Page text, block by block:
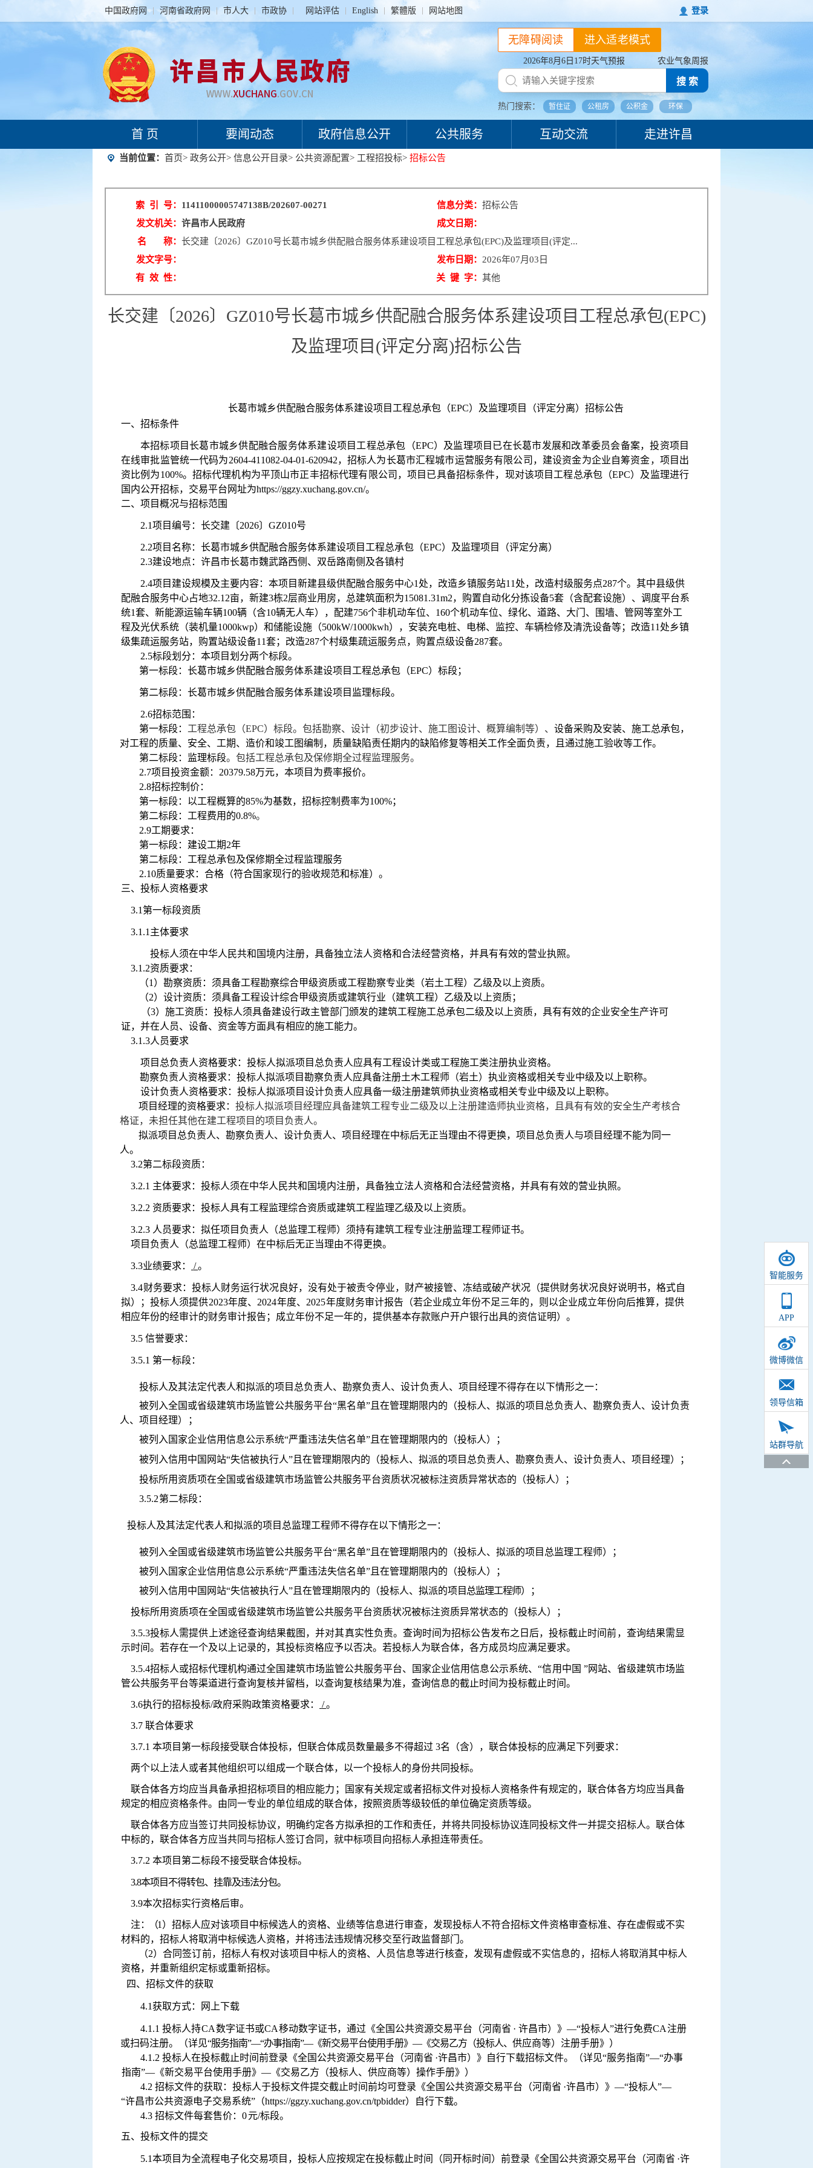
中国政府网 河南省政府网 市人大 市政协 网站评估 English 繁體版 网站地图 登录
2026年8月6日17时天气预报 农业气象周报
搜 索
热门搜索： 暂住证 公租房 公积金 环保
进入适老模式
无障碍阅读
首 页 要闻动态 政府信息公开 公共服务 互动交流 走进许昌
智能服务
APP
微博微信
领导信箱
站群导航
当前位置： 首页> 政务公开> 信息公开目录> 公共资源配置> 工程招投标> 招标公告
索 引 号： 11411000005747138B/202607-00271 信息分类： 招标公告
发文机关： 许昌市人民政府
成文日期：
名 称： 长交建〔2026〕GZ010号长葛市城乡供配融合服务体系建设项目工程总承包(EPC)及监理项目(评定...
发文字号：
发布日期： 2026年07月03日
有 效 性：
关 键 字： 其他
长交建〔2026〕GZ010号长葛市城乡供配融合服务体系建设项目工程总承包(EPC)
及监理项目(评定分离)招标公告
长葛市城乡供配融合服务体系建设项目工程总承包（EPC）及监理项目（评定分离） 招标公告
一、招标条件
本招标项目长葛市城乡供配融合服务体系建设项目工程总承包（EPC）及监理项目 已在长葛市发展和改革委员会备案，投资项目
在线审批监管统一代码为2604-411082-04-01-620942，招标人为长葛市汇程城市运营服务有限公司 ，建设资金为企业自筹资金，项目出
资比例为100%。 招标代理机构为平顶山市正丰招标代理有限公司，项目已具备招标条件，现对该项目工程总承包（EPC）及监理进行
国内公开招标，交易平台网址为https://ggzy.xuchang.gov.cn/。
二、项目概况与招标范围
2.1项目编号：长交建〔2026〕GZ010号
2.2项目名称： 长葛市城乡供配融合服务体系建设项目工程总承包（EPC）及监理项目（评定分离）
2.3建设地点： 许昌市长葛市魏武路西侧、双岳路南侧及各镇村
2.4项目建设规模及主要内容： 本项目新建县级供配融合服务中心1处，改造乡镇服务站11处，改造村级服务点287个。其中县级供
配融合服务中心占地32.12亩，新建3栋2层商业用房，总建筑面积为15081.31m2，购置自动化分拣设备5套（含配套设施）、调度平台系
统1套、新能源运输车辆100辆（含10辆无人车），配建756个非机动车位、160个机动车位、绿化、道路、大门、围墙、管网等室外工
程及光伏系统（装机量1000kwp）和储能设施（500kW/1000kwh），安装充电桩、电梯、监控、车辆检修及清洗设备等；改造11处乡镇
级集疏运服务站，购置站级设备11套；改造287个村级集疏运服务点，购置点级设备287套。
2.5标段划分：本项目划分两个标段。
第一标段： 长葛市城乡供配融合服务体系建设项目工程总承包（EPC）标段；
第二标段： 长葛市城乡供配融合服务体系建设项目监理标段。
2.6招标范围：
第一标段： 工程总承包（EPC）标段。包括勘察、 设计（初步设计、施工图设计、概算编制 等）、 设备采购及安装、施工总承包，
对工程的质量、安全、工期、造价和竣工图编制，质量缺陷责任期内的缺陷修复等相关工作全面负责，且通过施工验收等工作。
第二标段：监理标段。包括工程总承包及保修期全过程监理服务。
2.7项目投资金额： 20379.58万元， 本项目为费率报价。
2.8招标控制价：
第一标段：以工程概算的85%为基数，招标控制费率为100%；
第二标段：工程费用的0.8%。
2.9工期要求：
第一标段：建设工期2年
第二标段：工程总承包及保修期全过程监理服务
2.10质量要求：合格（符合国家现行的验收规范和标准）。
三、投标人资格要求
3.1 第一标段资质
3.1.1 主体要求
投标人须在中华人民共和国境内注册，具备独立法人资格和合法经营资格， 并具有有效的营业执照。
3.1.2资质要求：
（1）勘察资质：须具备工程勘察综合甲级资质或工程勘察专业类（岩土工程）乙级及以上资质。
（2）设计资质：须具备工程设计综合甲级资质或建筑行业（建筑工程）乙级及以上资质；
（3）施工资质：投标人须具备建设行政主管部门颁发的建筑工程施工总承包二级及以上资质，具有有效的企业安全生产许可
证，并在人员、设备、资金等方面具有相应的施工能力。
3.1.3人员要求
项目总负责人资格要求： 投标人拟派项目总负责人应具有工程设计类或工程施工类注册执业资格。
勘察负责人资格要求： 投标人拟派项目勘察负责人应具备注册土木工程师 （岩土）执业资格或相关专业中级及以上职称。
设计负责人资格要求： 投标人拟派项目设计负责人应具备一级注册建筑师执业资格或相关专业中级及以上职称。
项目经理的资格要求： 投标人拟派项目经理应具备建筑工程专业二级及以上注册建造师执业资格，且具有有效的安全生产考核合
格证，未担任其他在建工程项 目的项目负责人。
拟派项目总负责人、勘察负责人、设计负责人、项目经理在中标后无正当理由不得更换，项目总负责人与项目经理不能为同一
人。
3.2第二标段资质：
3.2.1 主体要求：投标人须在中华人民共和国境内注册，具备独立法人资格和合法经营资格，并具有有效的营业执照。
3.2.2 资质要求： 投标人具有工程监理综合资质或建筑工程监理乙级及以上资质。
3.2.3 人员要求：拟任项目负责人（总监理工程师）须持有建筑工程专业注册监理工程师证书。
项目负责人（总监理工程师）在中标后无正当理由不得更换。
3.3业绩要求： /。
3.4财务要求： 投标人财务运行状况良好，没有处于被责令停业，财产被接管、 冻结或破产状况（提供财务状况良好说明书，格式自
拟）； 投标人须提供2023年度、2024年度、 2025年度财务审计报告（若企业成立年份不足三年的，则以企业成立年份向后推算，提供
相应年份的经审计的财务审计报告；成立年份不足一年的，提供基本存款账户开户银行出具的资信证明）。
3.5 信誉要求：
3.5.1 第一标段：
投标人及其法定代表人和拟派的项目总负责人、勘察负责人、设计负责人、项 目经理不得存在以下情形之一：
被列入全国或省级建筑市场监管公共服务平台“黑名单”且在管理期限内的（投标人、拟派的项目总负责人、勘察负责人、设计负责
人、项目经理）；
被列入国家企业信用信息公示系统“严重违法失信名单”且在管理期限内的（投标人）；
被列入信用中国网站“失信被执行人”且在管理期限内的 （投标人、拟派的项 目总负责人、勘察负责人、设计负责人、项目经理）；
投标所用资质项在全国或省级建筑市场监管公共服务平台资质状况被标注资质异常状态的（投标人）；
3.5.2第二标段：
投标人及其法定代表人和拟派的项目总监理工程师不得存在以下情形之一：
被列入全国或省级建筑市场监管公共服务平台“黑名单”且在管理期限内的（投标人、拟派的项目总监理工程师）；
被列入国家企业信用信息公示系统“严重违法失信名单”且在管理期限内的（投标人）；
被列入信用中国网站“失信被执行人”且在管理期限内的 （投标人、拟派的项 目总监理工程师）；
投标所用资质项在全国或省级建筑市场监管公共服务平台资质状况被标注资质异常状态的（投标人）；
3.5.3投标人需提供上述途径查询结果截图，并对其真实性负责。查询时间为招标公告发布之日后，投标截止时间前，查询结果需显
示时间。若存在一个及以上记录的，其投标资格应予以否决。 若投标人为联合体，各方成员均应满足要求。
3.5.4招标人或招标代理机构通过全国建筑市场监管公共服务平台、国家企业信用信息公示系统、“信用中国 ”网站、省级建筑市场监
管公共服务平台等渠道进行查询复核并留档，以查询复核结果为准，查询信息的截止时间为投标截止时间。
3.6执行的招标投标/政府采购政策资格要求： /。
3.7 联合体要求
3.7.1 本项目第一标段接受联合体投标，但联合体成员数量最多不得超过 3名（含），联合体投标的应满足下列要求：
两个以上法人或者其他组织可以组成一个联合体，以一个投标人的身份共同投标。
联合体各方均应当具备承担招标项目的相应能力；国家有关规定或者招标文件对投标人资格条件有规定的，联合体各方均应当具备
规定的相应资格条件。由同一专业的单位组成的联合体，按照资质等级较低的单位确定资质等级。
联合体各方应当签订共同投标协议，明确约定各方拟承担的工作和责任，并将共同投标协议连同投标文件一并提交招标人。联合体
中标的，联合体各方应当共同与招标人签订合同，就中标项目向招标人承担连带责任。
3.7.2 本项目第二标段不接受联合体投标。
3.8本项目不得转包、挂靠及违法分包。
3.9本次招标实行资格后审。
注 ： （1）招标人应对该项目中标候选人的资格、业绩等信息进行审查，发现投标人不符合招标文件资格审查标准、存在虚假或不实
材料的，招标人将取消中标候选人资格，并将违法违规情况移交至行政监督部门。
（2）合同签订前，招标人有权对该项目中标人的资格、人员信息等进行核查， 发现有虚假或不实信息的，招标人将取消其中标人
资格，并重新组织定标或重新招标。
四、招标文件的获取
4.1获取方式：网上下载
4.1.1 投标人持CA数字证书或CA移动数字证书，通过《全国公共资源交易平台（河南省 · 许昌市）》—“投标人”进行免费CA注册
或扫码注册。（详见“服务指南”—“办事指南”—《新交易平台使用手册》—《交易乙方（投标人、 供应商等）注册手册》）
4.1.2 投标人在投标截止时间前登录《全国公共资源交易平台（河南省 ·许昌市）》自行下载招标文件。（详见“服务指南”—“办事
指南”—《新交易平台使用手册》 —《交易乙方（投标人、供应商等）操作手册》）
4.2 招标文件的获取：投标人于投标文件提交截止时间前均可登录《全国公共资源交易平台（河南省 ·许昌市）》—“投标人”—
“许昌市公共资源电子交易系统”（https://ggzy.xuchang.gov.cn/tpbidder）
自行下载。
4.3 招标文件每套售价：0元/标段。
五、投标文件的提交
5.1本项目为全流程电子化交易项目，投标人应按规定在投标截止时间（同开标时间）前登录《全国公共资源交易平台（河南省 ·许